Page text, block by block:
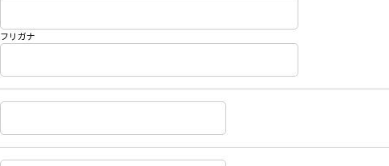
フリガナ